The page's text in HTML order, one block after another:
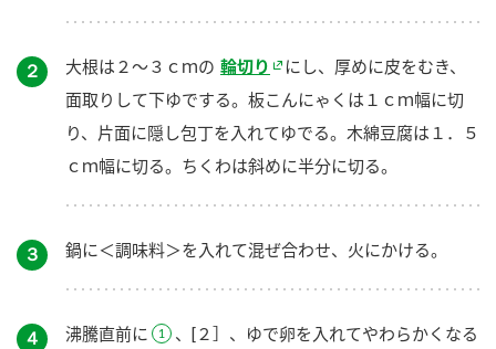
２ 大根は２～３ｃｍの 輪切り
にし、厚めに皮をむき、
面取りして下ゆでする。板こんにゃくは１ｃｍ幅に切
り、片面に隠し包丁を入れてゆでる。木綿豆腐は１．５
ｃｍ幅に切る。ちくわは斜めに半分に切る。
３ 鍋に＜調味料＞を入れて混ぜ合わせ、火にかける。
４ 沸騰直前に
、[２］、ゆで卵を入れてやわらかくなる